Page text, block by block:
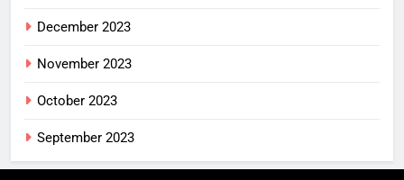
December 2023
November 2023
October 2023
September 2023